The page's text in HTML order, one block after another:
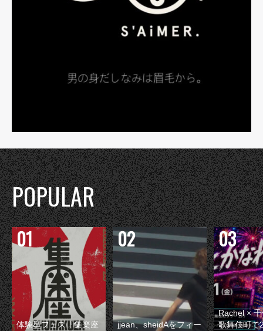
POPULAR
体験型フェス『集楽座
jjean、sheidAをフィー
Rachel ×
歌舞伎町で